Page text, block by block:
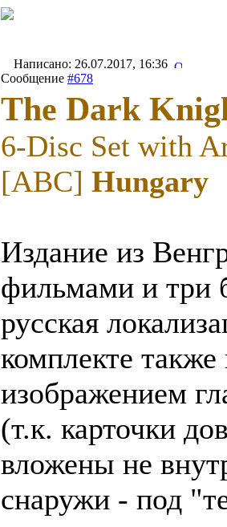
Написано: 26.07.2017, 16:36
Сообщение #678
The Dark
6-Disc Set with
[ABC] Hungary
Издание из
фильмами и три
русская
комплекте также
изображением
(т.к. карточки
вложены не
снаружи - под